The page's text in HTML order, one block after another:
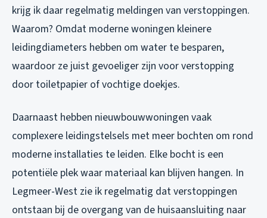
krijg ik daar regelmatig meldingen van verstoppingen.
Waarom? Omdat moderne woningen kleinere
leidingdiameters hebben om water te besparen,
waardoor ze juist gevoeliger zijn voor verstopping
door toiletpapier of vochtige doekjes.
Daarnaast hebben nieuwbouwwoningen vaak
complexere leidingstelsels met meer bochten om rond
moderne installaties te leiden. Elke bocht is een
potentiële plek waar materiaal kan blijven hangen. In
Legmeer-West zie ik regelmatig dat verstoppingen
ontstaan bij de overgang van de huisaansluiting naar